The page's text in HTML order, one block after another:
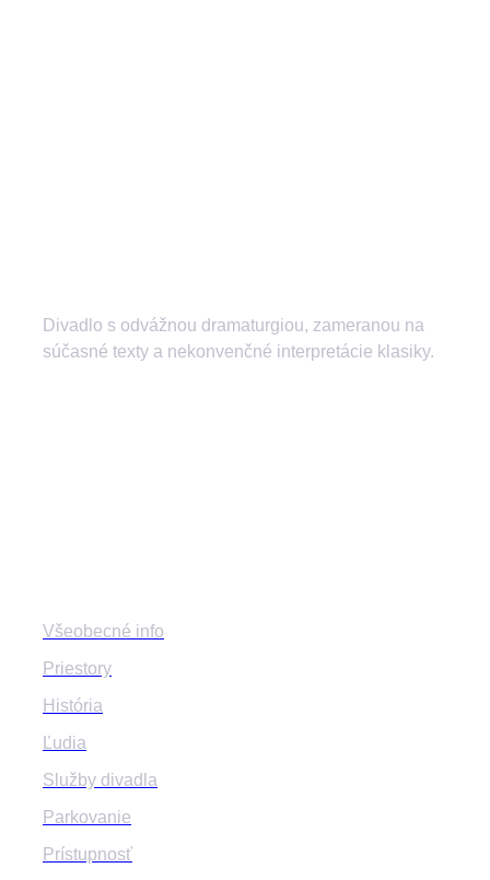
Divadlo s odvážnou dramaturgiou, zameranou na
súčasné texty a nekonvenčné interpretácie klasiky.
Všeobecné info
Priestory
História
Ľudia
Služby divadla
Parkovanie
Prístupnosť